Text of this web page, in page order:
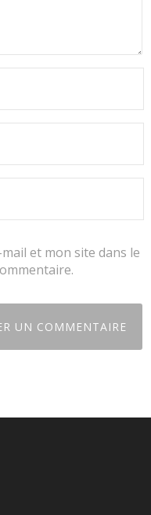
et mon site dans le